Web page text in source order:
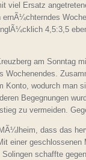
viel Ersatz
4,5:3,5
am Sonntag
Wochenendes.
Konto, wodurch man
Begegnungen
zu vermeiden.
dass das
einer
schaffte